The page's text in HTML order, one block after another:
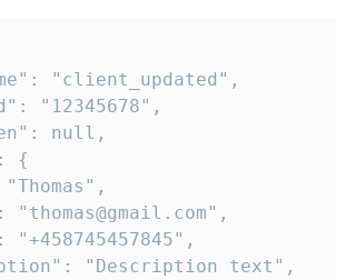
"client_updated",
"12345678",
null,
{
"thomas@gmail.com",
"+458745457845",
"Description text",